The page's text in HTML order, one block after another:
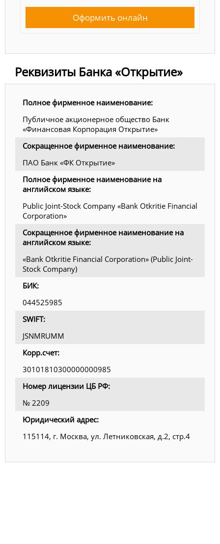
Оформить онлайн
Реквизиты Банка «Открытие»
Полное фирменное наименование:
Публичное акционерное общество Банк
«Финансовая Корпорация Открытие»
Сокращенное фирменное наименование:
ПАО Банк «ФК Открытие»
Полное фирменное наименование на
английском языке:
Public Joint-Stock Company «Bank Otkritie Financial
Corporation»
Сокращенное фирменное наименование на
английском языке:
«Bank Otkritie Financial Corporation» (Public Joint-
Stock Company)
БИК:
044525985
SWIFT:
JSNMRUMM
Корр.счет:
30101810300000000985
Номер лицензии ЦБ РФ:
№ 2209
Юридический адрес:
115114, г. Москва, ул. Летниковская, д.2, стр.4